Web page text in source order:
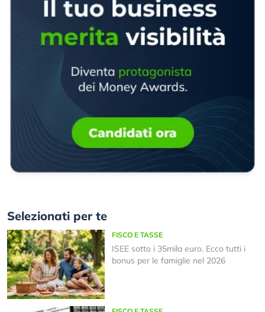
Selezionati per te
FISCO E TASSE
ISEE sotto i 35mila euro. Ecco tutti i
bonus per le famiglie nel 2026